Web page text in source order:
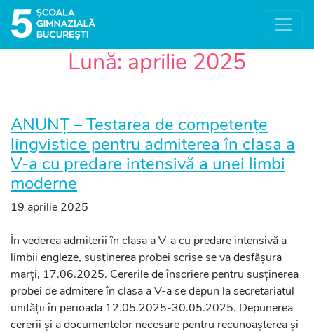
Lună: aprilie 2025
ANUNȚ – Testarea de competențe
lingvistice pentru admiterea în clasa a
V-a cu predare intensivă a unei limbi
moderne
19 aprilie 2025
În vederea admiterii în clasa a V-a cu predare intensivă a
limbii engleze, susținerea probei scrise se va desfășura
marți, 17.06.2025. Cererile de înscriere pentru susținerea
probei de admitere în clasa a V-a se depun la secretariatul
unității în perioada 12.05.2025-30.05.2025. Depunerea
cererii și a documentelor necesare pentru recunoașterea și